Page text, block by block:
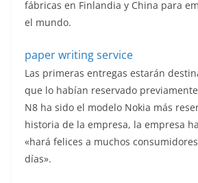
fábricas en Finlandia y China para
el mundo.
paper writing service
Las primeras entregas estarán
que lo habían reservado
N8 ha sido el modelo Nokia más
historia de la empresa, la empresa
«hará felices a muchos
días».